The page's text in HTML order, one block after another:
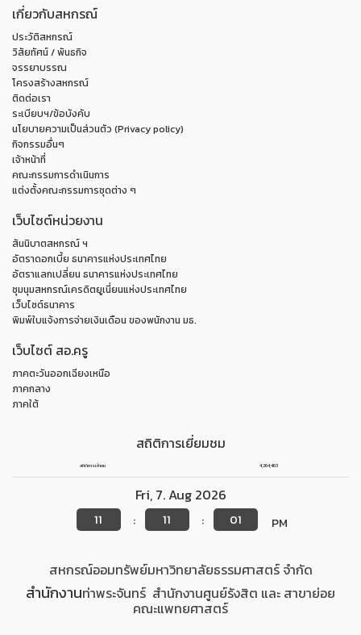
เกี่ยวกับสหกรณ์
ประวัติสหกรณ์
วิสัยทัศน์ / พันธกิจ
จรรยาบรรณ
โครงสร้างสหกรณ์
ติดต่อเรา
ระเบียบฯ/ข้อบังคับ
นโยบายความเป็นส่วนตัว (Privacy policy)
กิจกรรมอื่นๆ
เจ้าหน้าที่
คณะกรรมการดำเนินการ
แต่งตั้งคณะกรรมการชุดต่าง ๆ
เว็บไซต์หน่วยงาน
สันนิบาตสหกรณ์ ฯ
อัตราดอกเบี้ย ธนาคารแห่งประเทศไทย
อัตราแลกเปลี่ยน ธนาคารแห่งประเทศไทย
ชุมนุมสหกรณ์เครดิตยูเนี่ยนแห่งประเทศไทย
เว็บไซต์ธนาคาร
พิมพ์ใบแจ้งการจ่ายเงินเดือน ของพนักงาน มธ.
เว็บไซต์ สอ.ครู
ภาคตะวันออกเฉียงเหนือ
ภาคกลาง
ภาคใต้
สถิติการเยี่ยมชม
สถิติการเข้าชม 4,264,463
Fri, 7. Aug 2026
11 : 11 : 01 PM
สหกรณ์ออมทรัพย์มหาวิทยาลัยธรรมศาสตร์ จำกัด
สำนักงานท่าพระจันทร์ สำนักงานศูนย์รังสิต และ สาขาย่อย
คณะแพทยศาสตร์